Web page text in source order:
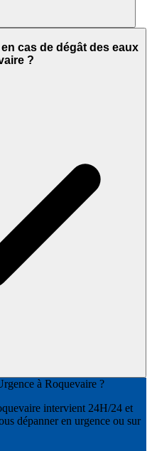
cas de dégât des eaux
?
à Roquevaire ?
intervient 24H/24 et
dépanner en urgence ou sur